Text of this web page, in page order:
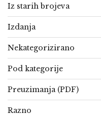
Iz starih brojeva
Izdanja
Nekategorizirano
Pod kategorije
Preuzimanja (PDF)
Razno